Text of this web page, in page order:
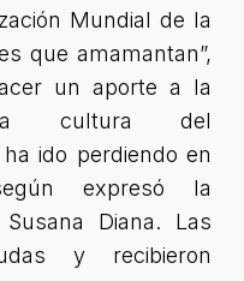
Mundial de la
que amamantan”,
un aporte a la
cultura del
ido perdiendo en
expresó la
Diana. Las
y recibieron